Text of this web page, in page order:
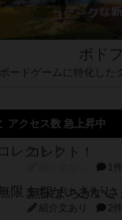
ボド
ボードゲームに特化した
アクセス数 急上昇中
コレクト！
1
無限まちがいさ
紹介文あり 2